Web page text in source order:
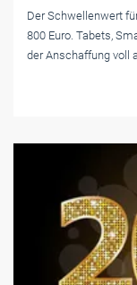
Der Schwellenwert
800 Euro. Tabets,
der Anschaffung voll